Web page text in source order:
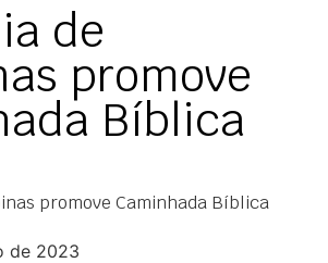
de
promove
Bíblica
promove Caminhada Bíblica
de 2023